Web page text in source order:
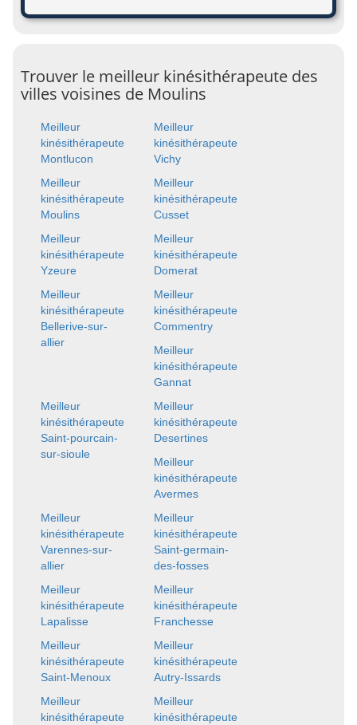
Trouver le meilleur kinésithérapeute des
villes voisines de Moulins
Meilleur
kinésithérapeute
Montlucon
Meilleur
kinésithérapeute
Vichy
Meilleur
kinésithérapeute
Moulins
Meilleur
kinésithérapeute
Cusset
Meilleur
kinésithérapeute
Yzeure
Meilleur
kinésithérapeute
Domerat
Meilleur
kinésithérapeute
Bellerive-sur-
allier
Meilleur
kinésithérapeute
Commentry
Meilleur
kinésithérapeute
Gannat
Meilleur
kinésithérapeute
Saint-pourcain-
sur-sioule
Meilleur
kinésithérapeute
Desertines
Meilleur
kinésithérapeute
Avermes
Meilleur
kinésithérapeute
Varennes-sur-
allier
Meilleur
kinésithérapeute
Saint-germain-
des-fosses
Meilleur
kinésithérapeute
Lapalisse
Meilleur
kinésithérapeute
Franchesse
Meilleur
kinésithérapeute
Saint-Menoux
Meilleur
kinésithérapeute
Autry-Issards
Meilleur
kinésithérapeute
Meilleur
kinésithérapeute